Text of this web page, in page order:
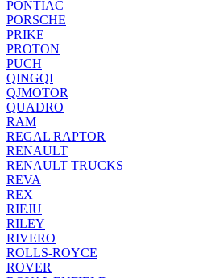
PONTIAC
PORSCHE
PRIKE
PROTON
PUCH
QINGQI
QJMOTOR
QUADRO
RAM
REGAL RAPTOR
RENAULT
RENAULT TRUCKS
REVA
REX
RIEJU
RILEY
RIVERO
ROLLS-ROYCE
ROVER